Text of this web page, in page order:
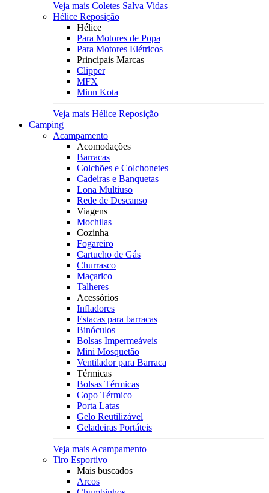
Veja mais Coletes Salva Vidas
Hélice Reposição
Hélice
Para Motores de Popa
Para Motores Elétricos
Principais Marcas
Clipper
MFX
Minn Kota
Veja mais Hélice Reposição
Camping
Acampamento
Acomodações
Barracas
Colchões e Colchonetes
Cadeiras e Banquetas
Lona Multiuso
Rede de Descanso
Viagens
Mochilas
Cozinha
Fogareiro
Cartucho de Gás
Churrasco
Maçarico
Talheres
Acessórios
Infladores
Estacas para barracas
Binóculos
Bolsas Impermeáveis
Mini Mosquetão
Ventilador para Barraca
Térmicas
Bolsas Térmicas
Copo Térmico
Porta Latas
Gelo Reutilizável
Geladeiras Portáteis
Veja mais Acampamento
Tiro Esportivo
Mais buscados
Arcos